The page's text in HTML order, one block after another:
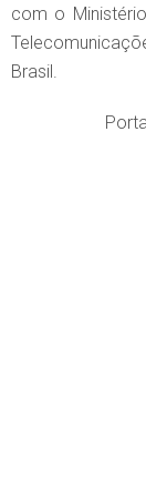
com o
Brasil.